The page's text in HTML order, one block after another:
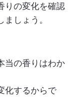
りの変化を確認
しょう。
当の香りはわか
化するからで